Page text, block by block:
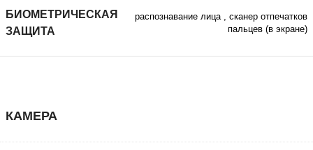
БИОМЕТРИЧЕСКАЯ
ЗАЩИТА
распознавание лица , сканер отпечатков
пальцев (в экране)
КАМЕРА